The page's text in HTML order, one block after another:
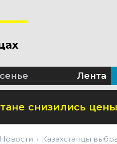
Лента
планируют
улицы Валиханова
снизились
Новости Казахстанцы